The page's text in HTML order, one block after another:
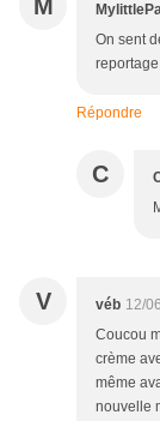
M
On sent
Répondre
C
V véb 12/
Coucou
crème
même
nouvelle